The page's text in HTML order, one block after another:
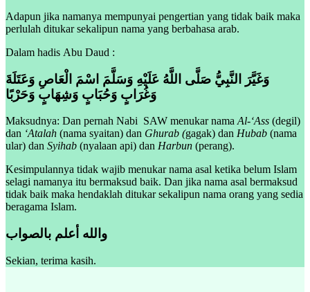
Adapun jika namanya mempunyai pengertian yang tidak baik maka
perlulah ditukar sekalipun nama yang berbahasa arab.
Dalam hadis Abu Daud :
وَغَيَّرَ النَّبِيُّ صَلَّى اللَّهُ عَلَيْهِ وَسَلَّمَ اسْمَ الْعَاصِ وَعَتَلَةَ
وَغُرَابٍ وَحُبَابٍ وَشِهَابٍ وَحَرْبًا
Maksudnya: Dan pernah Nabi SAW menukar namaAl-‘Ass (degil)
dan ‘Atalah (nama syaitan) dan Ghurab (gagak) dan Hubab (nama
ular) dan Syihab (nyalaan api) dan Harbun (perang).
Kesimpulannya tidak wajib menukar nama asal ketika belum Islam
selagi namanya itu bermaksud baik. Dan jika nama asal bermaksud
tidak baik maka hendaklah ditukar sekalipun nama orang yang sedia
beragama Islam.
والله أعلم بالصواب
Sekian, terima kasih.